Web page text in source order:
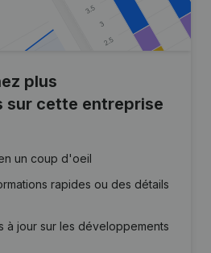
plus
sur cette entreprise
un coup d'oeil
rapides ou des détails
à jour sur les développements